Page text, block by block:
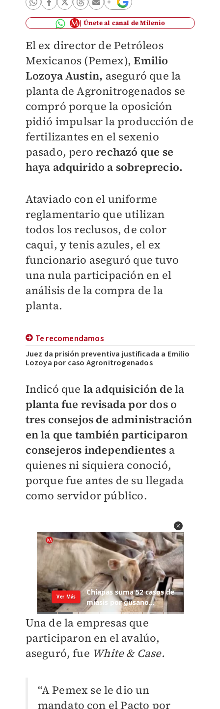
Únete al canal de Milenio
El ex director de Petróleos
Mexicanos (Pemex),Emilio
Lozoya Austin, aseguró que la
planta de Agronitrogenados se
compró porque la oposición
pidió impulsar la producción de
fertilizantes en el sexenio
pasado, perorechazó que se
haya adquirido a sobreprecio.
Ataviado con el uniforme
reglamentario que utilizan
todos los reclusos, de color
caqui, y tenis azules, el ex
funcionario aseguró que tuvo
una nula participación en el
análisis de la compra de la
planta.
Te recomendamos
Juez da prisión preventiva justificada a Emilio
Lozoya por caso Agronitrogenados
Indicó que la adquisición de la
planta fue revisada por dos o
tres consejos de administración
en la que también participaron
consejeros independientes a
quienes ni siquiera conoció,
porque fue antes de su llegada
como servidor público.
Una de la empresas que
participaron en el avalúo,
aseguró, fue White & Case.
“A Pemex se le dio un
mandato con el Pacto por